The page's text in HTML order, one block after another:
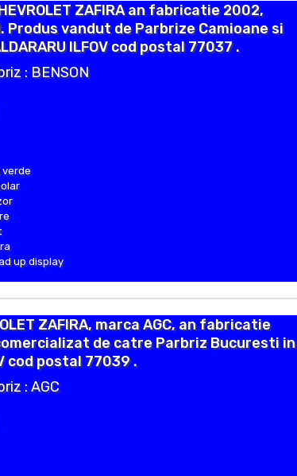
ZAFIRA an fabricatie 2002,
Produs vandut de Parbrize Camioane si
ILFOV cod postal 77037 .
: BENSON
verde
up display
ZAFIRA, marca AGC, an fabricatie
de catre Parbriz Bucuresti in
cod postal 77039 .
: AGC